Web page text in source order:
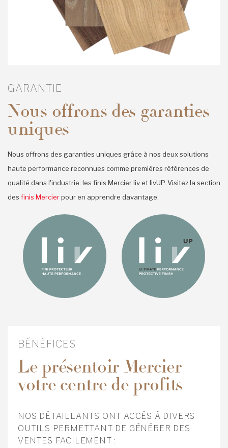
GARANTIE
Nous offrons des garanties
uniques
Nous offrons des garanties uniques grâce à nos deux solutions
haute performance reconnues comme premières références de
qualité dans l'industrie: les finis Mercier liv et livUP. Visitez la section
des finis Mercierpour en apprendre davantage.
BÉNÉFICES
Le présentoir Mercier
votre centre de profits
NOS DÉTAILLANTS ONT ACCÈS À DIVERS
OUTILS PERMETTANT DE GÉNÉRER DES
VENTES FACILEMENT :